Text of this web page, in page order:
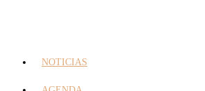
NOTICIAS